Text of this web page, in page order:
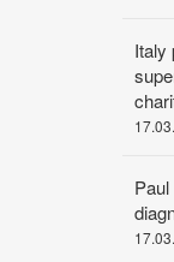
Italy